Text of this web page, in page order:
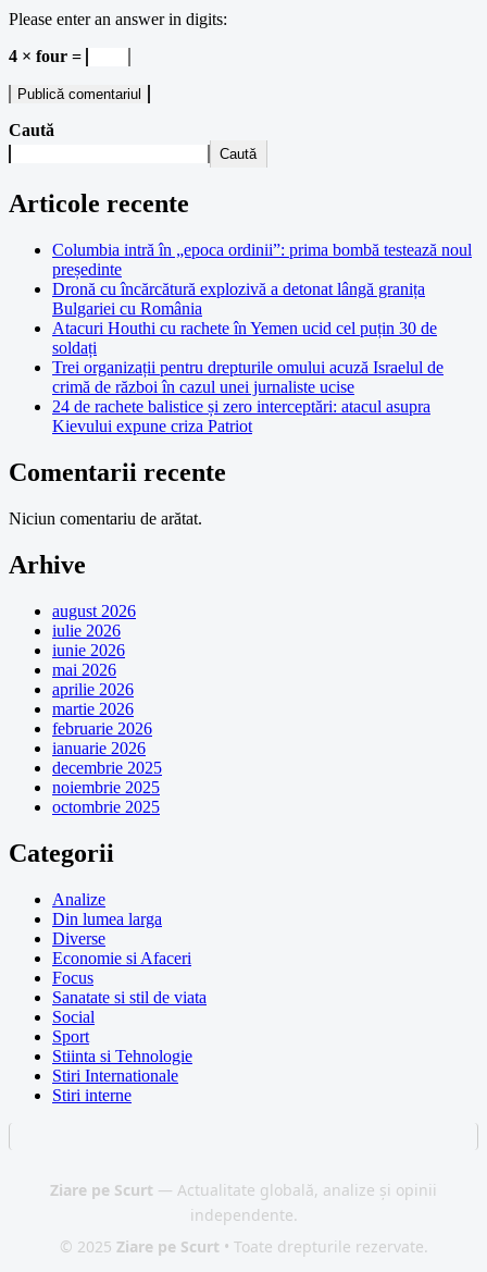
Please enter an answer in digits:
4 × four =
Caută
Caută
Articole recente
Columbia intră în „epoca ordinii”: prima bombă testează noul
președinte
Dronă cu încărcătură explozivă a detonat lângă granița
Bulgariei cu România
Atacuri Houthi cu rachete în Yemen ucid cel puțin 30 de
soldați
Trei organizații pentru drepturile omului acuză Israelul de
crimă de război în cazul unei jurnaliste ucise
24 de rachete balistice și zero interceptări: atacul asupra
Kievului expune criza Patriot
Comentarii recente
Niciun comentariu de arătat.
Arhive
august 2026
iulie 2026
iunie 2026
mai 2026
aprilie 2026
martie 2026
februarie 2026
ianuarie 2026
decembrie 2025
noiembrie 2025
octombrie 2025
Categorii
Analize
Din lumea larga
Diverse
Economie si Afaceri
Focus
Sanatate si stil de viata
Social
Sport
Stiinta si Tehnologie
Stiri Internationale
Stiri interne
Ziare pe Scurt — Actualitate globală, analize și opinii
independente.
© 2025 Ziare pe Scurt • Toate drepturile rezervate.